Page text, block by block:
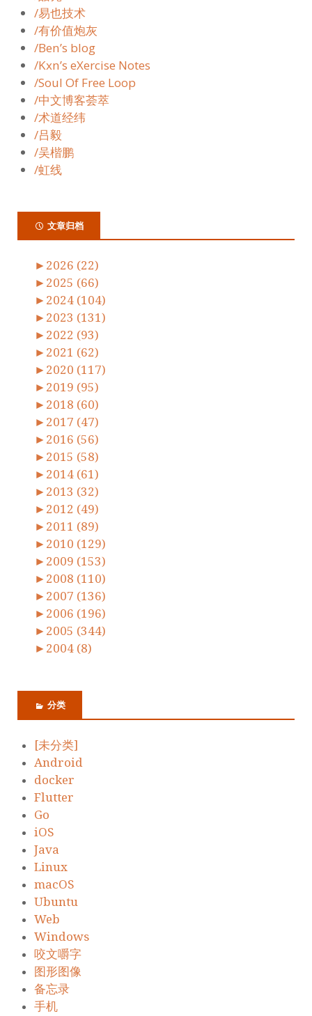
/易也技术
/有价值炮灰
/Ben’s blog
/Kxn’s eXercise Notes
/Soul Of Free Loop
/中文博客荟萃
/术道经纬
/吕毅
/吴楷鹏
/虹线
文章归档
► 2026 (22)
► 2025 (66)
► 2024 (104)
► 2023 (131)
► 2022 (93)
► 2021 (62)
► 2020 (117)
► 2019 (95)
► 2018 (60)
► 2017 (47)
► 2016 (56)
► 2015 (58)
► 2014 (61)
► 2013 (32)
► 2012 (49)
► 2011 (89)
► 2010 (129)
► 2009 (153)
► 2008 (110)
► 2007 (136)
► 2006 (196)
► 2005 (344)
► 2004 (8)
分类
[未分类]
Android
docker
Flutter
Go
iOS
Java
Linux
macOS
Ubuntu
Web
Windows
咬文嚼字
图形图像
备忘录
手机